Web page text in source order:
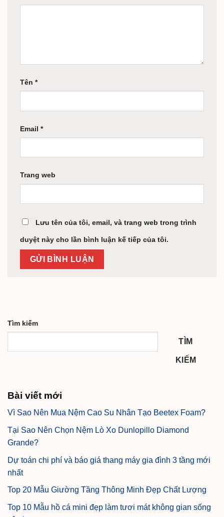
Tên *
Email *
Trang web
Lưu tên của tôi, email, và trang web trong trình
duyệt này cho lần bình luận kế tiếp của tôi.
Tìm kiếm
TÌM
KIẾM
Bài viết mới
Vì Sao Nên Mua Nệm Cao Su Nhân Tạo Beetex Foam?
Tại Sao Nên Chọn Nệm Lò Xo Dunlopillo Diamond
Grande?
Dự toán chi phí và báo giá thang máy gia đình 3 tầng mới
nhất
Top 20 Mẫu Giường Tầng Thông Minh Đẹp Chất Lượng
Top 10 Mẫu hồ cá mini đẹp làm tươi mát không gian sống